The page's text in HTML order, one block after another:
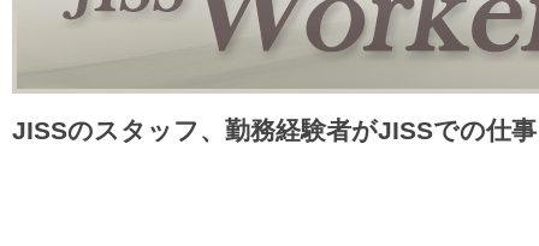
JISSのスタッフ、勤務経験者がJISSでの仕